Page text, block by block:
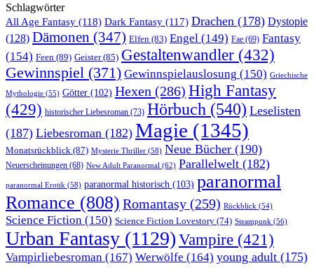
Schlagwörter
All Age Fantasy (118) Dark Fantasy (117) Drachen (178) Dystopie
(128) Dämonen (347) Elfen (83) Engel (149) Fae (69) Fantasy
(154) Feen (89) Geister(85) Gestaltenwandler (432)
Gewinnspiel (371) Gewinnspielauslosung (150) Griechische
Mythologie (55) Götter (102) Hexen (286) High Fantasy
(429) historischer Liebesroman (73) Hörbuch (540) Leselisten
(187) Liebesroman (182) Magie (1345)
Monatsrückblick (87) Mysterie Thriller (58) Neue Bücher (190)
Neuerscheinungen (68) New Adult Paranormal (62) Parallelwelt (182)
paranormal Erotik (58) paranormal historisch (103) paranormal
Romance (808) Romantasy (259) Rückblick (54)
Science Fiction (150) Science Fiction Lovestory (74) Steampunk (56)
Urban Fantasy (1129) Vampire (421)
Vampirliebesroman (167) Werwölfe (164) young adult (175)